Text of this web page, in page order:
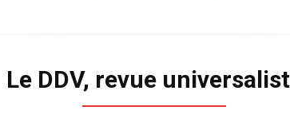
Le DDV, revue